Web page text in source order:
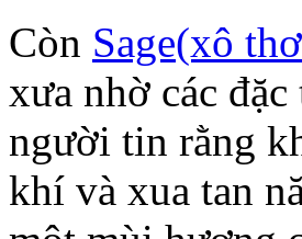
Còn Sage(xô
xưa nhờ các
người tin rằng
khí và xua tan